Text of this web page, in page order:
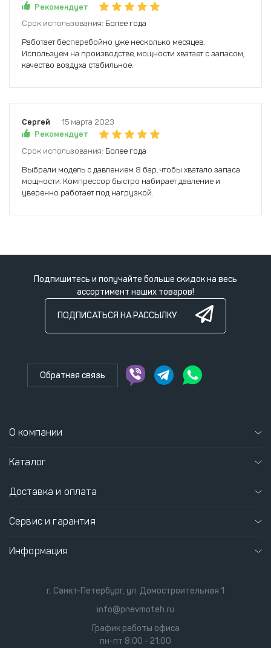
Рекомендует
Срок использования: Более года
Работает бесперебойно уже несколько месяцев.
Используем на производстве, мощности хватает с запасом,
качество воздуха стабильное.
Сергей
15 марта 2023
Рекомендует
Срок использования: Более года
Выбрали модель с давлением 8 бар, чтобы хватало запаса
мощности. Компрессор быстро набирает давление и
уверенно работает под нагрузкой.
Подпишитесь и получайте больше скидок на весь
ассортимент наших товаров!
ПОДПИСАТЬСЯ НА РАССЫЛКУ
Обратная связь
О компании
Каталог
Доставка и оплата
Сервис и гарантия
Информация
г. Санкт-Петербург, ул. Домостроительная 1
info@pnevmoteh.ru
График работы офиса
пн-пт 8:00 - 21:00